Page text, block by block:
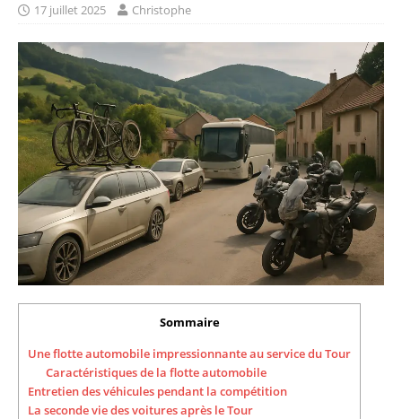
17 juillet 2025 Christophe
Sommaire
Une flotte automobile impressionnante au service du Tour
Caractéristiques de la flotte automobile
Entretien des véhicules pendant la compétition
La seconde vie des voitures après le Tour